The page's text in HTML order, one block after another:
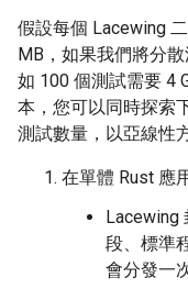
假設每個 Lacewing
MB，如果我們將分
如 100 個測試需要 4
本，您可以同時探索
測試數量，以亞線性
在單體 Rust 應
Lacewing
段、標準
會分發一